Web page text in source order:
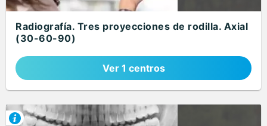
Radiografía. Tres proyecciones de rodilla. Axial
(30-60-90)
Ver 1 centros